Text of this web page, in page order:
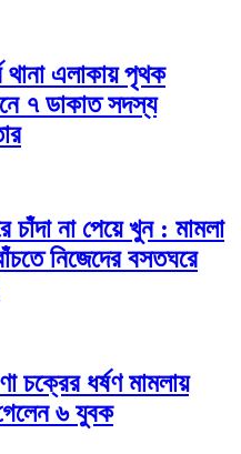
থানা এলাকায় পৃথক
৭ ডাকাত সদস্য
চাঁদা না পেয়ে খুন : মামলা
নিজেদের বসতঘরে
চক্রের ধর্ষণ মামলায়
৬ যুবক